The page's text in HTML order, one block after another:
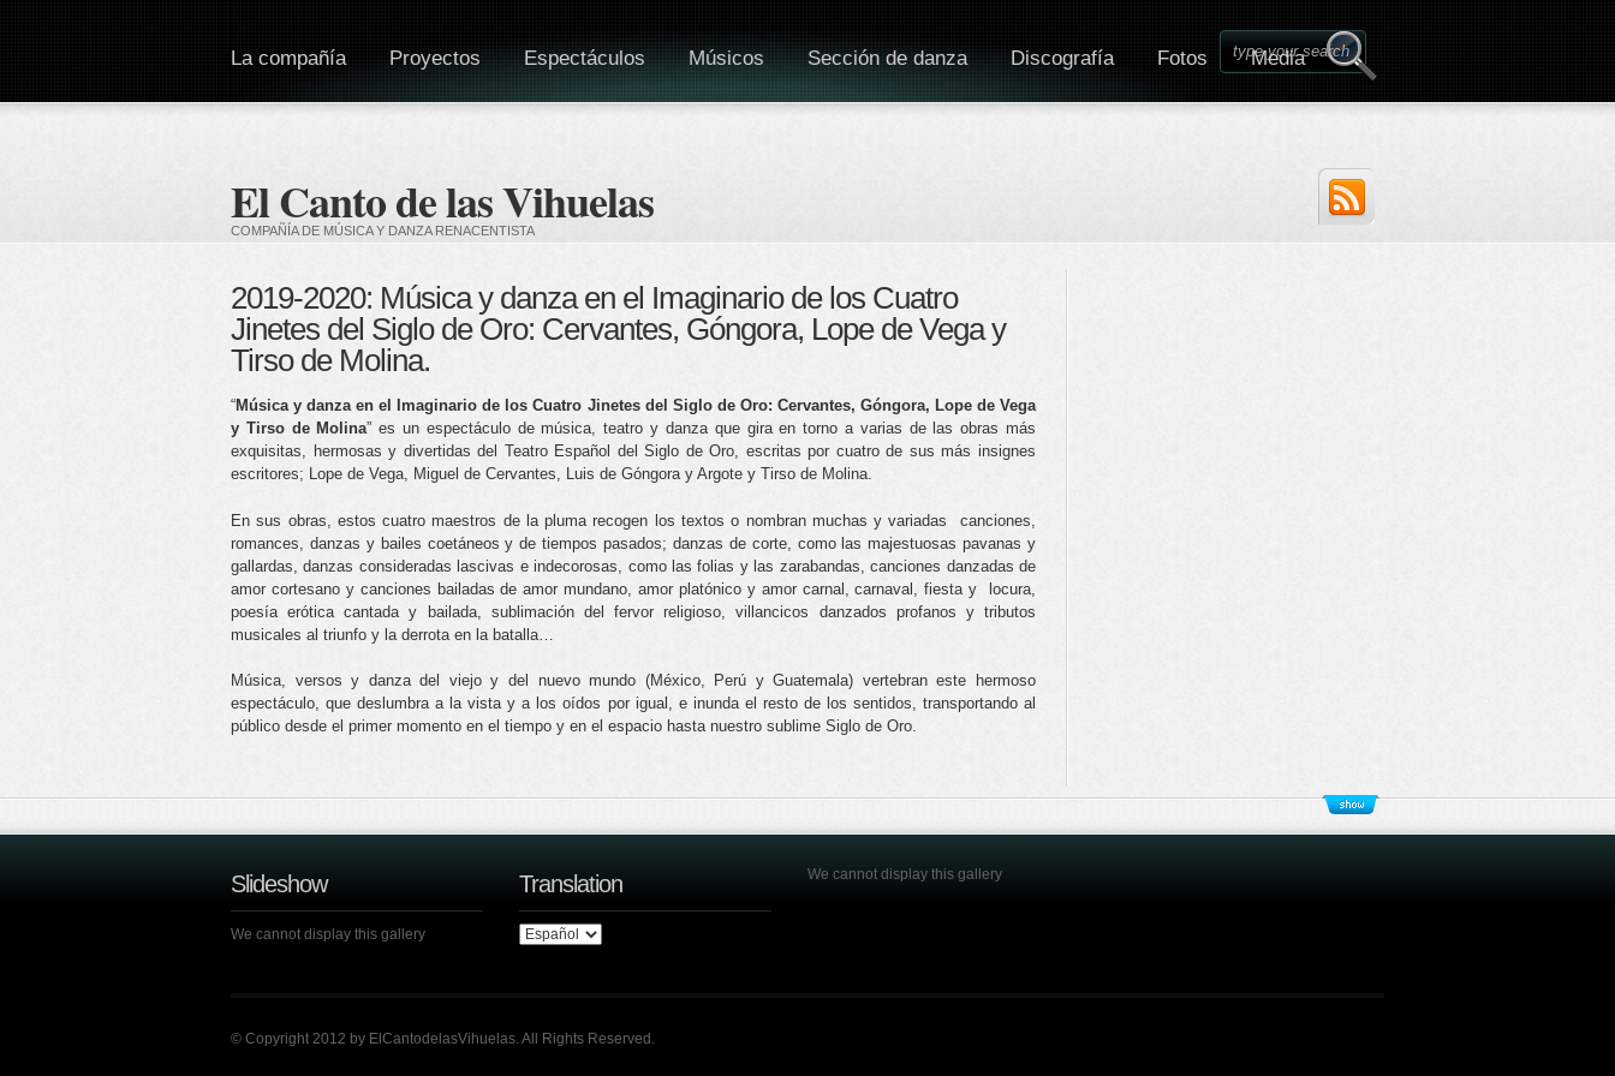
El Canto de las Vihuelas
COMPAÑÍA DE MÚSICA Y DANZA RENACENTISTA
La compañía Proyectos Espectáculos Músicos Sección de danza Discografía Fotos Media
2019-2020: Música y danza en el Imaginario de los Cuatro
Jinetes del Siglo de Oro: Cervantes, Góngora, Lope de Vega y
Tirso de Molina.
“Música y danza en el Imaginario de los Cuatro Jinetes del Siglo de Oro: Cervantes, Góngora, Lope de Vega
y Tirso de Molina” es un espectáculo de música, teatro y danza que gira en torno a varias de las obras más
exquisitas, hermosas y divertidas del Teatro Español del Siglo de Oro, escritas por cuatro de sus más insignes
escritores; Lope de Vega, Miguel de Cervantes, Luis de Góngora y Argote y Tirso de Molina.
En sus obras, estos cuatro maestros de la pluma recogen los textos o nombran muchas y variadas canciones,
romances, danzas y bailes coetáneos y de tiempos pasados; danzas de corte, como las majestuosas pavanas y
gallardas, danzas consideradas lascivas e indecorosas, como las folias y las zarabandas, canciones danzadas de
amor cortesano y canciones bailadas de amor mundano, amor platónico y amor carnal, carnaval, fiesta y locura,
poesía erótica cantada y bailada, sublimación del fervor religioso, villancicos danzados profanos y tributos
musicales al triunfo y la derrota en la batalla…
Música, versos y danza del viejo y del nuevo mundo (México, Perú y Guatemala) vertebran este hermoso
espectáculo, que deslumbra a la vista y a los oídos por igual, e inunda el resto de los sentidos, transportando al
público desde el primer momento en el tiempo y en el espacio hasta nuestro sublime Siglo de Oro.
We cannot display this gallery
Slideshow
We cannot display this gallery
Translation
© Copyright 2012 by ElCantodelasVihuelas. All Rights Reserved.